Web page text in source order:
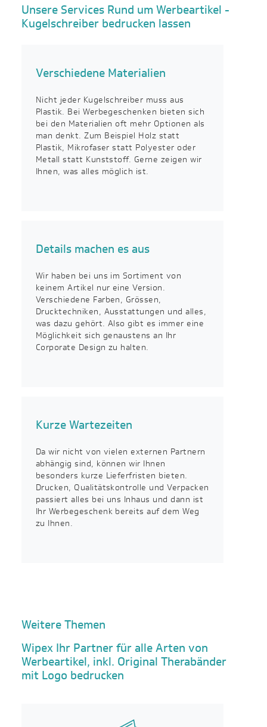
Unsere Services Rund um Werbeartikel -
Kugelschreiber bedrucken lassen
Verschiedene Materialien
Nicht jeder Kugelschreiber muss aus
Plastik. Bei Werbegeschenken bieten sich
bei den Materialien oft mehr Optionen als
man denkt. Zum Beispiel Holz statt
Plastik, Mikrofaser statt Polyester oder
Metall statt Kunststoff. Gerne zeigen wir
Ihnen, was alles möglich ist.
Details machen es aus
Wir haben bei uns im Sortiment von
keinem Artikel nur eine Version.
Verschiedene Farben, Grössen,
Drucktechniken, Ausstattungen und alles,
was dazu gehört. Also gibt es immer eine
Möglichkeit sich genaustens an Ihr
Corporate Design zu halten.
Kurze Wartezeiten
Da wir nicht von vielen externen Partnern
abhängig sind, können wir Ihnen
besonders kurze Lieferfristen bieten.
Drucken, Qualitätskontrolle und Verpacken
passiert alles bei uns Inhaus und dann ist
Ihr Werbegeschenk bereits auf dem Weg
zu Ihnen.
Weitere Themen
Wipex Ihr Partner für alle Arten von
Werbeartikel, inkl. Original Therabänder
mit Logo bedrucken